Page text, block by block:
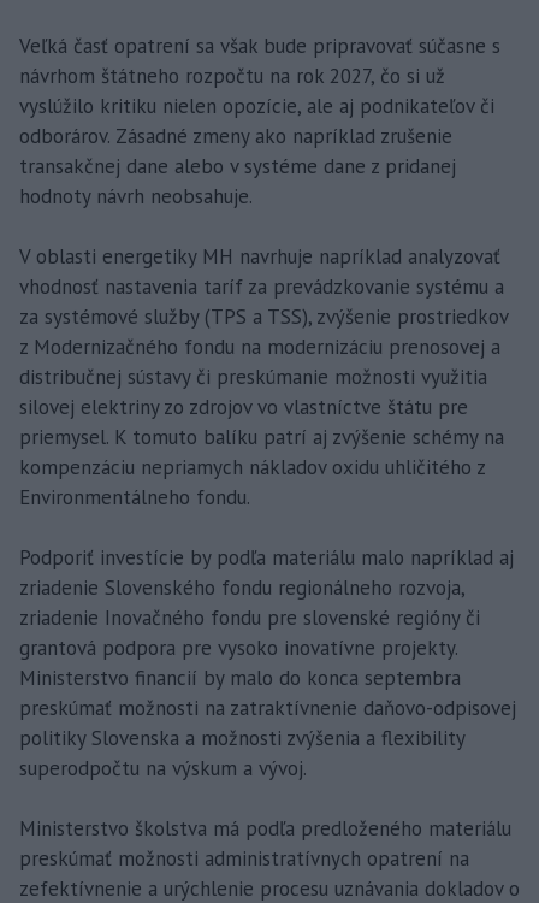
Veľká časť opatrení sa však bude pripravovať súčasne s
návrhom štátneho rozpočtu na rok 2027, čo si už
vyslúžilo kritiku nielen opozície, ale aj podnikateľov či
odborárov. Zásadné zmeny ako napríklad zrušenie
transakčnej dane alebo v systéme dane z pridanej
hodnoty návrh neobsahuje.
V oblasti energetiky MH navrhuje napríklad analyzovať
vhodnosť nastavenia taríf za prevádzkovanie systému a
za systémové služby (TPS a TSS), zvýšenie prostriedkov
z Modernizačného fondu na modernizáciu prenosovej a
distribučnej sústavy či preskúmanie možnosti využitia
silovej elektriny zo zdrojov vo vlastníctve štátu pre
priemysel. K tomuto balíku patrí aj zvýšenie schémy na
kompenzáciu nepriamych nákladov oxidu uhličitého z
Environmentálneho fondu.
Podporiť investície by podľa materiálu malo napríklad aj
zriadenie Slovenského fondu regionálneho rozvoja,
zriadenie Inovačného fondu pre slovenské regióny či
grantová podpora pre vysoko inovatívne projekty.
Ministerstvo financií by malo do konca septembra
preskúmať možnosti na zatraktívnenie daňovo-odpisovej
politiky Slovenska a možnosti zvýšenia a flexibility
superodpočtu na výskum a vývoj.
Ministerstvo školstva má podľa predloženého materiálu
preskúmať možnosti administratívnych opatrení na
zefektívnenie a urýchlenie procesu uznávania dokladov o